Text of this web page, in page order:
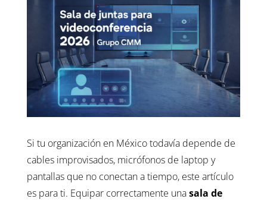
Si tu organización en México todavía depende de
cables improvisados, micrófonos de laptop y
pantallas que no conectan a tiempo, este artículo
es para ti. Equipar correctamente unasala de